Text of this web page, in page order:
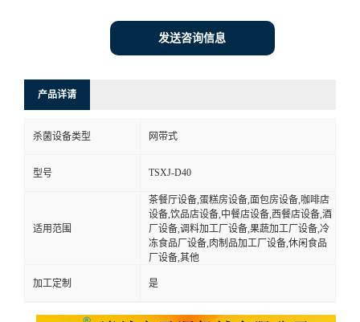
发送咨询信息
产品详请
杀菌设备类型 网带式
型号 TSXJ-D40
适用范围
茶餐厅设备,蛋糕房设备,面包房设备,咖啡店
设备,饮品店设备,中餐店设备,西餐店设备,酒
厂设备,调料加工厂设备,果蔬加工厂设备,冷
冻食品厂设备,肉制品加工厂设备,休闲食品
厂设备,其他
加工定制 是